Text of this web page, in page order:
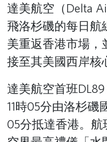
達美航空（Delta
飛洛杉磯的每日航
美重返香港市場，
接至其美國西岸核
達美航空首班
11時05分由洛杉磯
05分抵達香港。